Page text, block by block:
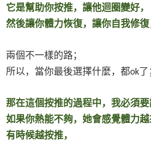
它是幫助你按推，讓他迴圈變好，
然後讓你體力恢復，讓你自我修復
兩個不一樣的路；
所以，當你最後選擇什麼，都ok了
那在這個按推的過程中，我必須要
如果你熱能不夠，她會感覺體力越
有時候越按推，